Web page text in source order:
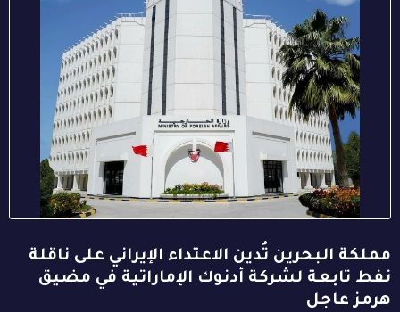
مملكة البحرين تُدين الاعتداء الإيراني على ناقلة
نفط تابعة لشركة أدنوك الإماراتية في مضيق
هرمز عاجل